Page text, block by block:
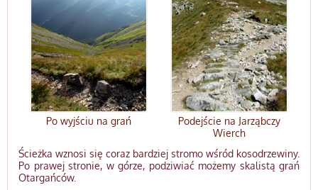
Po wyjściu na grań
Podejście na Jarząbczy
Wierch
Ścieżka wznosi się coraz bardziej stromo wśród kosodrzewiny.
Po prawej stronie, w górze, podziwiać możemy skalistą grań
Otargańców.